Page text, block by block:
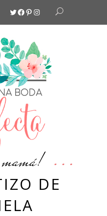
Twitter
Facebook
Pinterest
Instagram
DE